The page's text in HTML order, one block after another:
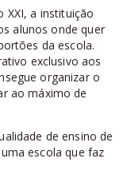
XXI, a instituição
alunos onde quer
da escola.
exclusivo aos
organizar o
ao máximo de
de ensino de
escola que faz